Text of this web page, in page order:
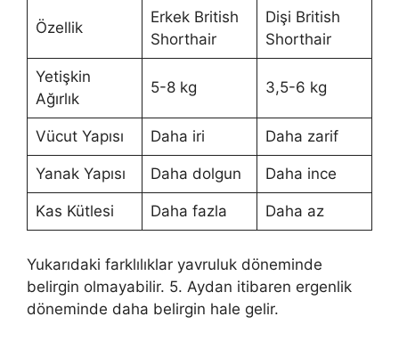
Özellik
Erkek British
Shorthair
Dişi British
Shorthair
Yetişkin
Ağırlık
5-8 kg 3,5-6 kg
Vücut Yapısı Daha iri Daha zarif
Yanak Yapısı Daha dolgun Daha ince
Kas Kütlesi Daha fazla Daha az
Yukarıdaki farklılıklar yavruluk döneminde
belirgin olmayabilir. 5. Aydan itibaren ergenlik
döneminde daha belirgin hale gelir.